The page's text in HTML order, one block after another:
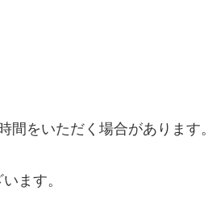
をいただく場合があります。
ます。